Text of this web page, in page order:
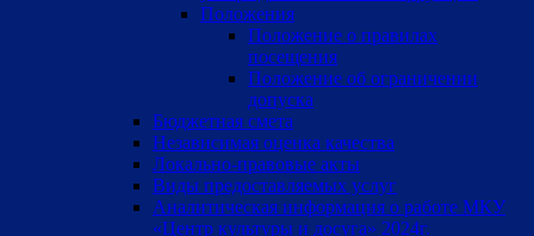
Положения
Положение о правилах
посещения
Положение об ограничении
допуска
Бюджетная смета
Независимая оценка качества
Локально-правовые акты
Виды предоставляемых услуг
Аналитическая информация о работе МКУ
«Центр культуры и досуга» 2024г.